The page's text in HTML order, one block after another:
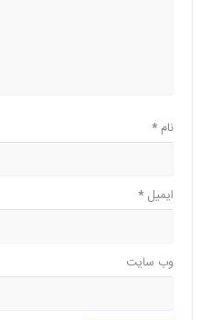
نام*
ایمیل*
وب‌ سایت